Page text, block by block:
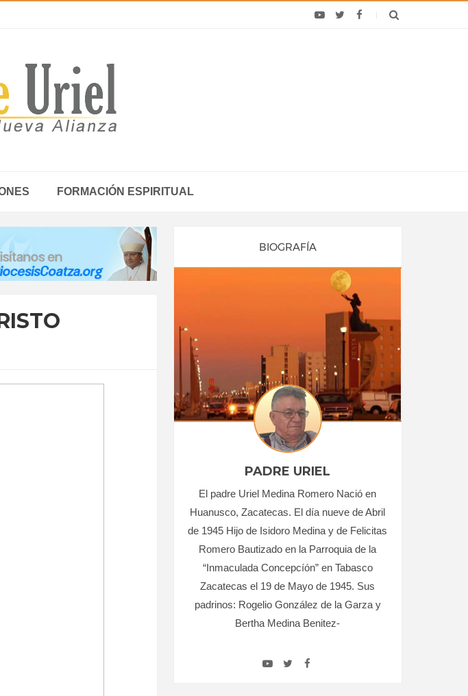
FORMACIÓN ESPIRITUAL
BIOGRAFÍA
PADRE URIEL
El padre Uriel Medina Romero Nació en
Huanusco, Zacatecas. El día nueve de Abril
de 1945 Hijo de Isidoro Medina y de Felicitas
Romero Bautizado en la Parroquia de la
“Inmaculada Concepcíón” en Tabasco
Zacatecas el 19 de Mayo de 1945. Sus
padrinos: Rogelio González de la Garza y
Bertha Medina Benitez-